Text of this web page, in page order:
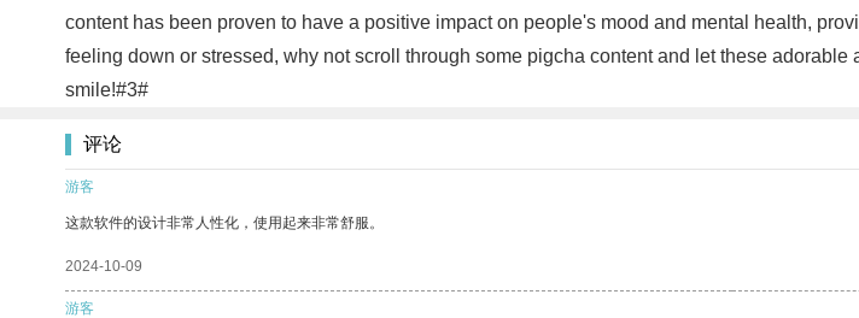
content has been proven to have a positive impact on people's mood and mental health,
feeling down or stressed, why not scroll through some pigcha content and let these
smile!#3#
评论
游客
这款软件的设计非常人性化，使用起来非常舒服。
2024-10-09
游客